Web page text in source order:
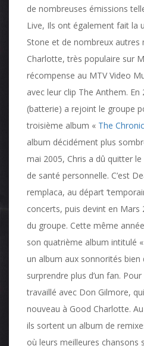
de nombreuses émissions
Live, Ils ont également fait la
Stone et de nombreux autres
Charlotte, très populaire sur
récompense au MTV Video
avec leur clip The Anthem. En
(batterie) a rejoint le groupe
troisième album « The
album décidément plus
mai 2005, Chris a dû quitter
de santé personnelle. C’est
remplaca, au départ
concerts, puis devint en
du groupe. Cette même
son quatrième album intitulé «
un album aux sonnorités bien
surprendre plus d’un fan.
travaillé avec Don Gilmore,
nouveau à Good Charlotte.
ils sortent un album de
où leurs meilleures chansons